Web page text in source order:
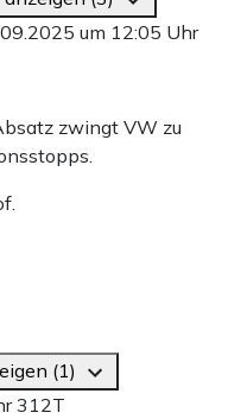
um 12:05 Uhr
zwingt VW zu
(1)
312T